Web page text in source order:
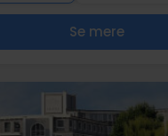
Se mere